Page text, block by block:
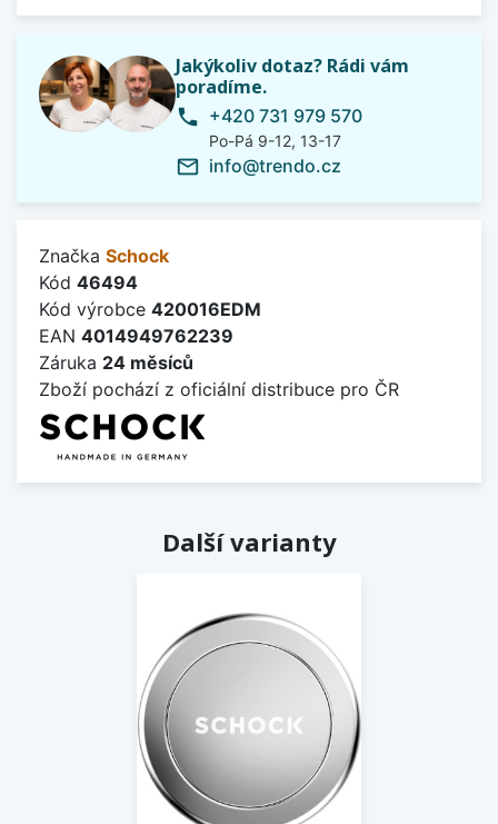
Jakýkoliv dotaz? Rádi vám
poradíme.
phone +420 731 979 570
Po-Pá 9-12, 13-17
mail_outline info@trendo.cz
Značka Schock
Kód 46494
Kód výrobce 420016EDM
EAN 4014949762239
Záruka 24 měsíců
Zboží pochází z oficiální distribuce pro ČR
Další varianty